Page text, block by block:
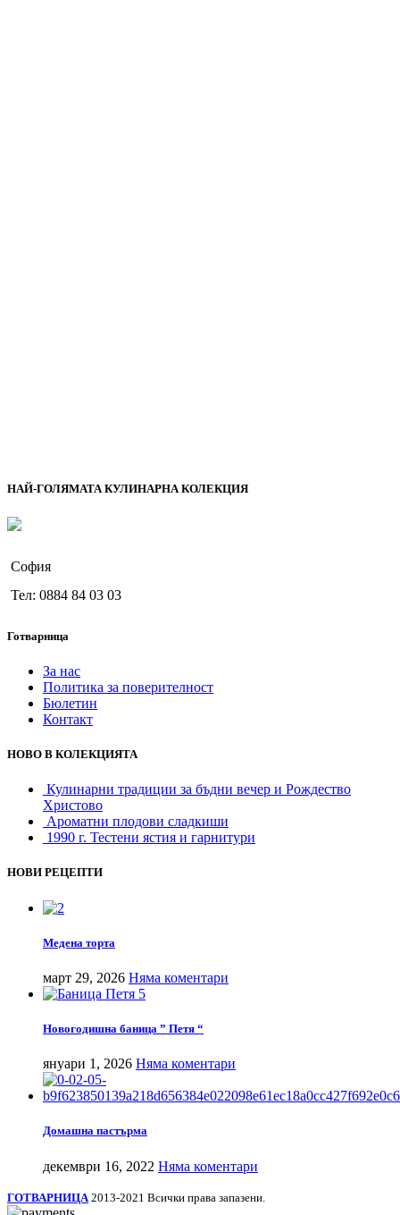
НАЙ-ГОЛЯМАТА КУЛИНАРНА КОЛЕКЦИЯ
София
Тел: 0884 84 03 03
Готварница
За нас
Политика за поверителност
Бюлетин
Контакт
НОВО В КОЛЕКЦИЯТА
Кулинарни традиции за бъдни вечер и Рождество
Христово
Ароматни плодови сладкиши
1990 г. Тестени ястия и гарнитури
НОВИ РЕЦЕПТИ
Медена торта
март 29, 2026 Няма коментари
Новогодишна баница ” Петя “
януари 1, 2026 Няма коментари
Домашна пастърма
декември 16, 2022 Няма коментари
ГОТВАРНИЦА 2013-2021 Всички права запазени.